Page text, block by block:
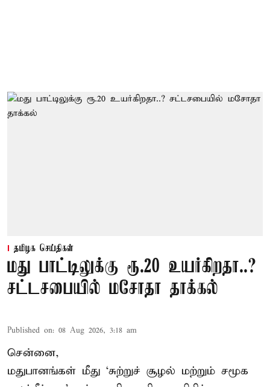
தமிழக செய்திகள்
மது பாட்டிலுக்கு ரூ.20 உயர்கிறதா..?
சட்டசபையில் மசோதா தாக்கல்
Published on: 08 Aug 2026, 3:18 am
சென்னை,
மதுபானங்கள் மீது ‘சுற்றுச் சூழல் மற்றும் சமூக